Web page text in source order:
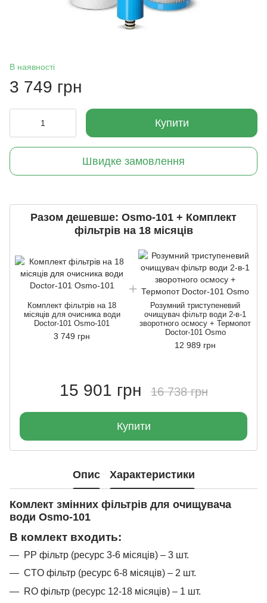
В наявності
3 749 грн
Купити
Швидке замовлення
Разом дешевше: Оsmo-101 + Комплект
фільтрів на 18 місяців
Комплект фільтрів на 18
місяців для очисника води
Doctor-101 Osmo-101
3 749 грн
Розумний триступеневий
очищувач фільтр води 2-в-1
зворотного осмосу + Термопот
Doctor-101 Osmo
12 989 грн
15 901 грн 16 738 грн
Купити
Опис Характеристики
Комлект змінних фільтрів для очищувача
води Osmo-101
В комлект входить:
PP фільтр (ресурс 3-6 місяців) – 3 шт.
CTO фільтр (ресурс 6-8 місяців) – 2 шт.
RO фільтр (ресурс 12-18 місяців) – 1 шт.